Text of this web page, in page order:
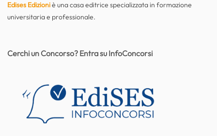
Edises Edizioniè una casa editrice specializzata in formazione
universitaria e professionale.
Cerchi un Concorso? Entra su InfoConcorsi